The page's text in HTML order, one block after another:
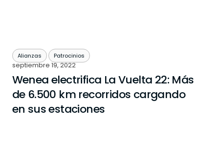
Alianzas Patrocinios
septiembre 19, 2022
Wenea electrifica La Vuelta 22: Más
de 6.500 km recorridos cargando
en sus estaciones